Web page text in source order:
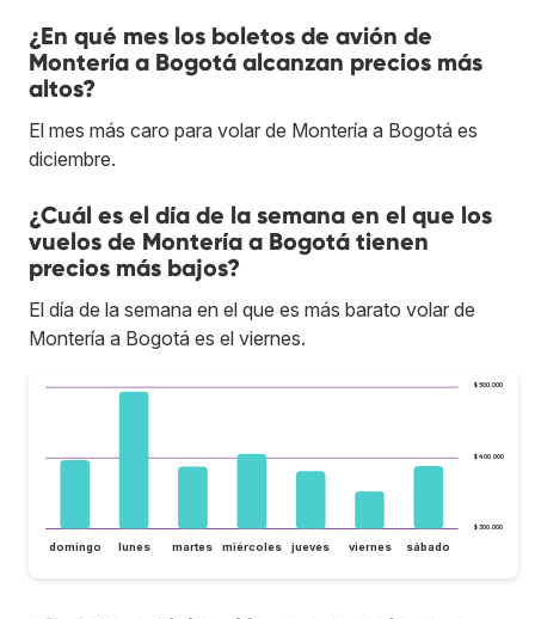
¿En qué mes los boletos de avión de
Montería a Bogotá alcanzan precios más
altos?
El mes más caro para volar de Montería a Bogotá es
diciembre.
¿Cuál es el día de la semana en el que los
vuelos de Montería a Bogotá tienen
precios más bajos?
El día de la semana en el que es más barato volar de
Montería a Bogotá es el viernes.
$ 300.000
$ 400.000
$ 500.000
domingo lunes martes miércoles jueves viernes sábado